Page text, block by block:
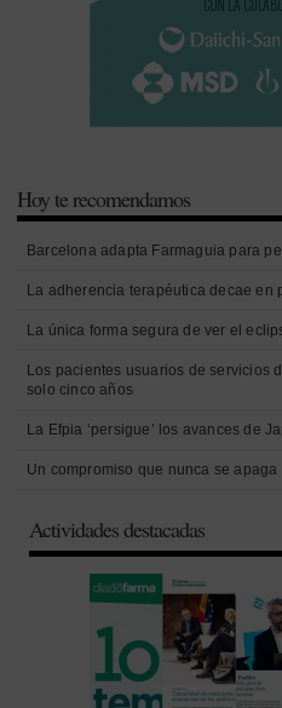
Hoy te recomendamos
Barcelona adapta Farmaguia para
La adherencia terapéutica decae en
La única forma segura de ver el
Los pacientes usuarios de servicios
solo cinco años
La Efpia ‘persigue’ los avances de
Un compromiso que nunca se apaga
Actividades destacadas